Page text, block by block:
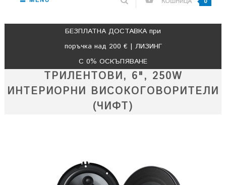
БЕЗПЛАТНА ДОСТАВКА при
поръчка над 200 € | ЛИЗИНГ
С 0% ОСКЪПЯВАНЕ
ТРИЛЕНТОВИ, 6", 250W
ИНТЕРИОРНИ ВИСОКОГОВОРИТЕЛИ
(ЧИФТ)